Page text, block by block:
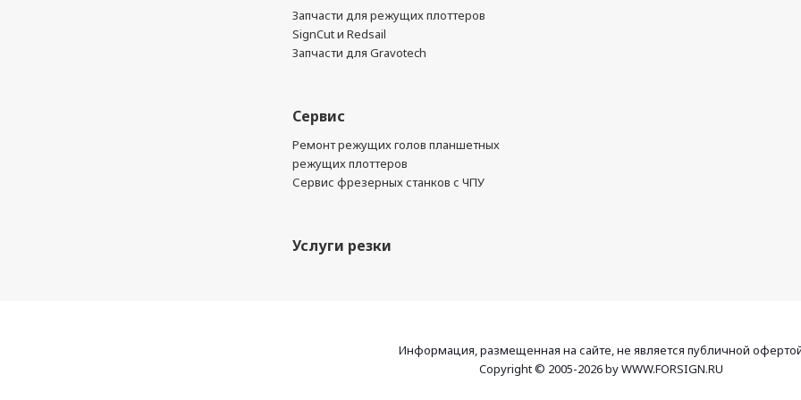
Запчасти для режущих плоттеров
SignCut и Redsail
Запчасти для Gravotech
Сервис
Ремонт режущих голов планшетных
режущих плоттеров
Сервис фрезерных станков с ЧПУ
Услуги резки
Информация, размещенная на сайте, не является публичной
Copyright © 2005-2026 by WWW.FORSIGN.RU